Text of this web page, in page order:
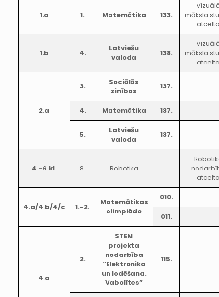
1.a 1. Matemātika 133.
māksla
atcelta
1.b 4.
Latviešu
valoda
138.
māksla
atcelta
2.a
3.
Sociālās
zinības
137.
4. Matemātika 137.
5.
Latviešu
valoda
137.
4.-6.kl. 8. Robotika
atcelta
4.a/4.b/4/c 1.-2.
Matemātikas
olimpiāde
010.
011.
4.a
2.
STEM
projekta
nodarbība
“Elektronika
un lodēšana.
Vabolītes”
115.